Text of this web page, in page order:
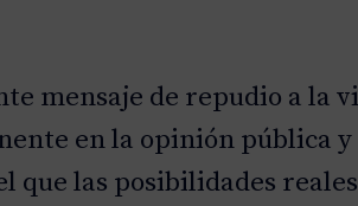
mensaje de repudio a la
en la opinión pública y
las posibilidades